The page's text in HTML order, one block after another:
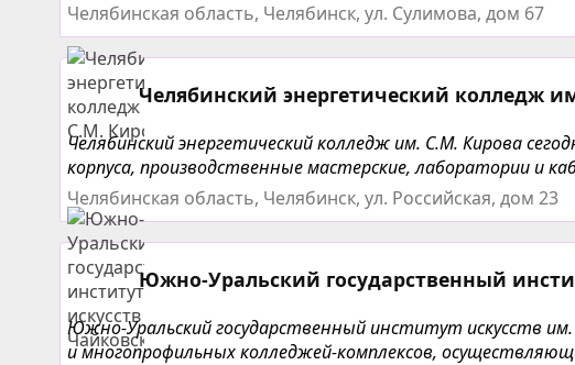
Челябинская область, Челябинск, ул. Сулимова, дом 67
Челябинский энергетический колледж
Челябинский энергетический колледж им. С.М. Кирова
корпуса, производственные мастерские, лаборатории и
Челябинская область, Челябинск, ул. Российская, дом 23
Южно-Уральский государственный
Южно-Уральский государственный институт искусств им.
и многопрофильных колледжей-комплексов,